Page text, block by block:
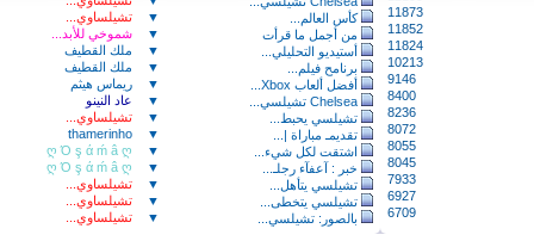
كأس العالم...
تشيلساوي...
من أجمل ما قرأت
شموخي للأبد...
أستيديو التحليلي...
ملك القطيف
برنامح فيلم...
ملك القطيف
أفضل ألعاب Xbox...
ريماس هيثم
Chelsea تشيلسي...
عاد النينو
تشيلسي يحبط...
تشيلساوي...
تقديمـ مباراة |...
thamerinho
اشتقت لكل شيء...
ღ Ό ş ά ḿ â ღ
خبر : آعفآء رجلـ...
ღ Ό ş ά ḿ â ღ
تشيلسي يتأهل...
تشيلساوي...
تشيلسي يتخطى...
تشيلساوي...
بالصور: تشيلسي...
تشيلساوي...